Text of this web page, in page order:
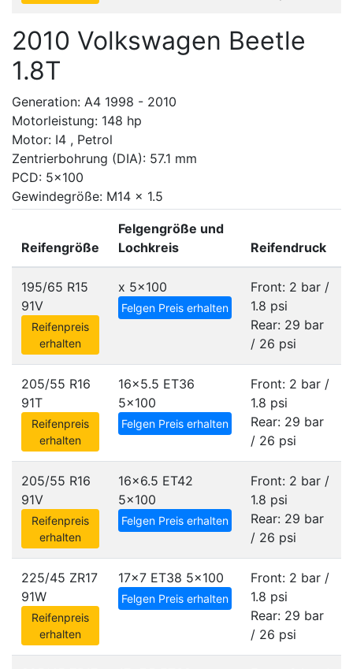
2010 Volkswagen Beetle
1.8T
Generation: A4 1998 - 2010
Motorleistung: 148 hp
Motor: I4 , Petrol
Zentrierbohrung (DIA): 57.1 mm
PCD: 5x100
Gewindegröße: M14 x 1.5
Reifengröße
Felgengröße und
Lochkreis
Reifendruck
195/65 R15
91V
Reifenpreis
erhalten
x 5x100
Felgen Preis erhalten
Front: 2 bar /
1.8 psi
Rear: 29 bar
/ 26 psi
205/55 R16
91T
Reifenpreis
erhalten
16x5.5 ET36
5x100
Felgen Preis erhalten
Front: 2 bar /
1.8 psi
Rear: 29 bar
/ 26 psi
205/55 R16
91V
Reifenpreis
erhalten
16x6.5 ET42
5x100
Felgen Preis erhalten
Front: 2 bar /
1.8 psi
Rear: 29 bar
/ 26 psi
225/45 ZR17
91W
Reifenpreis
erhalten
17x7 ET38 5x100
Felgen Preis erhalten
Front: 2 bar /
1.8 psi
Rear: 29 bar
/ 26 psi